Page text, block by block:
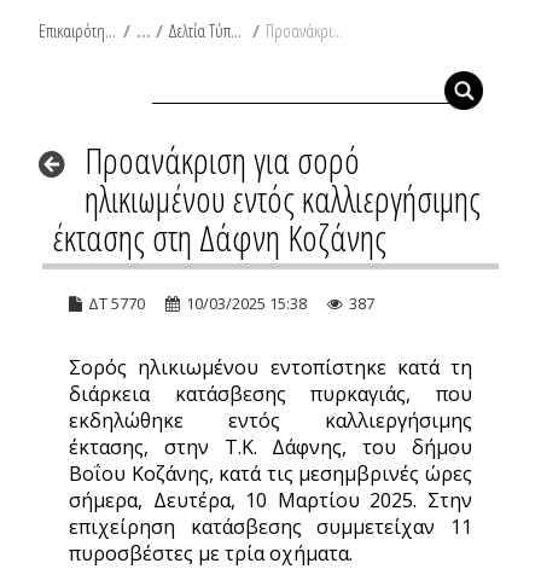
Επικαιρότητα / Δελτία Τύπου / Προανάκριση για σορό ηλικιωμένου εντός καλλιεργήσιμης έκτασης στη Δάφνη Κοζάνης
Προανάκριση για σορό
ηλικιωμένου εντός καλλιεργήσιμης
έκτασης στη Δάφνη Κοζάνης
ΔΤ 5770 10/03/2025 15:38 387
Σορός ηλικιωμένου εντοπίστηκε κατά τη
διάρκεια κατάσβεσης πυρκαγιάς, που
εκδηλώθηκε εντός καλλιεργήσιμης
έκτασης, στην Τ.Κ. Δάφνης, του δήμου
Βοΐου Κοζάνης, κατά τις μεσημβρινές ώρες
σήμερα, Δευτέρα, 10 Μαρτίου 2025. Στην
επιχείρηση κατάσβεσης συμμετείχαν 11
πυροσβέστες με τρία οχήματα.